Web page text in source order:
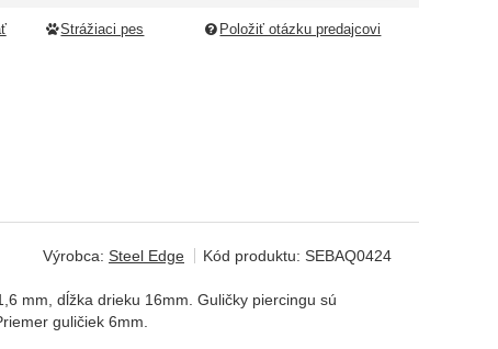
Strážiaci pes Položiť otázku predajcovi
Výrobca: Steel Edge Kód produktu: SEBAQ0424
mm, dĺžka drieku 16mm. Guličky piercingu sú
guličiek 6mm.